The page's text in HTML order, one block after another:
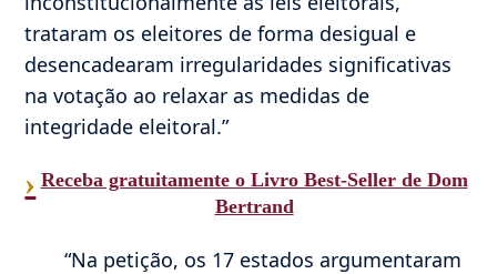
trataram os eleitores de forma desigual e
desencadearam irregularidades significativas
na votação ao relaxar as medidas de
integridade eleitoral.”
› Receba gratuitamente o Livro Best-Seller de Dom
Bertrand
“Na petição, os 17 estados argumentaram